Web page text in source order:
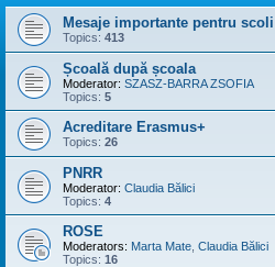
Mesaje importante pentru scoli
Topics: 413
Școală după școala
Moderator: SZASZ-BARRA ZSOFIA
Topics: 5
Acreditare Erasmus+
Topics: 26
PNRR
Moderator: Claudia Bălici
Topics: 4
ROSE
Moderators: Marta Mate Claudia Bălici
Topics: 16